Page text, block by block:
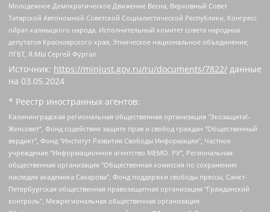
Молодежное Демократическое Движение Весна, Верховный Совет
Татарской Автономной Советской Социалистической Республики, Конгресс
ойрат-калмыцкого народа, Исполнительный комитет совета народных
депутатов Красноярского края, Этническое национальное объединение,
ЛГБТ, Я.МЫ Сергей Фургал
Источник: https://minjust.gov.ru/ru/documents/7822/ данные
на 03.05.2024
* Реестр иностранных агентов:
Калининградская региональная общественная организация "Экозащита!-Женсовет", Фонд содействия защите прав и свобод граждан "Общественный вердикт", Фонд "Институт Развития Свободы Информации", Частное учреждение "Информационное агентство МЕМО. РУ", Региональная общественная организация "Общественная комиссия по сохранению наследия академика Сахарова", Фонд поддержки свободы прессы, Санкт-Петербургская общественная правозащитная организация "Гражданский контроль", Межрегиональная общественная организация "Информационно-просветительский центр "Мемориал", Региональный Фонд "Центр Защиты Прав Средств Массовой Информации", с 05.12.2023 Фонд "Центр Защиты Прав Средств массовой информации", Региональная общественная благотворительная организация помощи беженцам и мигрантам "Гражданское содействие", Негосударственное образовательное учреждение дополнительного профессионального образования (повышение квалификации) специалистов "АКАДЕМИЯ ПО ПРАВАМ ЧЕЛОВЕКА", Свердловская региональная общественная организация "Сутяжник", Автономная некоммерческая организация "Центр независимых социологических исследований", Союз общественных объединений "Российский исследовательский центр по правам человека", Региональное общественное учреждение научно-информационный центр "МЕМОРИАЛ", Некоммерческая организация "Фонд защиты гласности", Автономная некоммерческая организация "Институт прав человека", Городская общественная организация "Екатеринбургское общество "МЕМОРИАЛ", Городская общественная организация "Рязанское историко-просветительское и правозащитное общество "Мемориал" (Рязанский Мемориал), Челябинский региональный орган общественной самодеятельности – женское общественное объединение "Женщины Евразии", Челябинский региональный орган общественной самодеятельности "Уральская правозащитная группа", Фонд содействия защите здоровья и социальной справедливости имени Андрея Рылькова, Автономная Некоммерческая Организация "Аналитический Центр Юрия Левады", Автономная некоммерческая организация социальной поддержки населения "Проект Апрель", Региональная общественная организация помощи женщинам и детям, находящимся в кризисной ситуации "Информационно-методический центр "Анна", Фонд содействия развитию массовых коммуникаций и правовому просвещению "Так-так-Так", Фонд содействия устойчивому развитию "Серебряная тайга", Свердловский региональный общественный фонд социальных проектов "Новое время", "Idel.Реалии", Кавказ.Реалии, Крым.Реалии, Телеканал Настоящее Время, Татаро-башкирская служба Радио Свобода (Azatliq Radiosi), Радио Свободная Европа/Радио Свобода (PCE/PC), "Сибирь.Реалии", "Фактограф", Благотворительный фонд помощи осужденным и их семьям, Автономная некоммерческая организация "Институт глобализации и социальных движений", Фонд "В защиту прав заключенных", Частное учреждение "Центр поддержки и содействия развитию средств массовой информации", Пензенский региональный общественный благотворительный фонд "Гражданский союз", "Север.Реалии", Некоммерческая организация Фонд "Правовая инициатива", Общество с ограниченной ответственностью "Радио Свободная Европа/Радио Свобода", Чешское информационное агентство "MEDIUM-ORIENT", Красноярская региональная общественная организация "Мы против СПИДа", Камалягин Денис Николаевич, Маркелов Сергей Евгеньевич, Пономарев Лев Александрович, Савицкая Людмила Алексеевна, Автономная некоммерческая организация "Центр по работе с проблемой насилия "НАСИЛИЮ.НЕТ", Межрегиональный профессиональный союз работников здравоохранения "Альянс врачей", Юридическое лицо, зарегистрированное в Латвийской Республике, SIA "Medusa Project" (регистрационный номер 40103797863, дата регистрации 10.06.2014), Некоммерческая организация "Фонд по борьбе с коррупцией", Автономная некоммерческая организация "Институт права и публичной политики", Баданин Роман Сергеевич, Гликин Максим Александрович, Железнова Мария Михайловна, Лукьянова Юлия Сергеевна, Маетная Елизавета Витальевна, Маняхин Петр Борисович, Чуракова Ольга Владимировна, Ярош Юлия Петровна, Юридическое лицо "The Insider SIA", зарегистрированное в Риге, Латвийская Республика (дата регистрации 26.06.2015), являющееся администратором доменного имени интернет-издания "The Insider SIA", https://theins.ru, Постернак Алексей Евгеньевич, Рубин Михаил Аркадьевич, Анин Роман Александрович, Юридическое лицо Istories fonds, зарегистрированное в Латвийской Республике (регистрационный номер 50008295751, дата регистрации 24.02.2020), Великовский Дмитрий Александрович, Долинина Ирина Николаевна, Мароховская Алеся Алексеевна, Шлейнов Роман Юрьевич, Шмагун Олеся Валентиновна, Общество с ограниченной ответственностью "Альтаир 2021", Общество с ограниченной ответственностью "Вега 2021", Общество с ограниченной ответственностью "Главный редактор 2021", Общество с ограниченной ответственностью "Ромашки монолит", Важенков Артем Валерьевич, Ивановская областная общественная организация "Центр гендерных исследований", Гурман Юрий Альбертович, Медиапроект "ОВД-Инфо", Егоров Владимир Владимирович, Жилинский Владимир Александрович, Общество с ограниченной ответственностью "ЗП", Иванова София Юрьевна, Карезина Инна Павловна, Кильтау Екатерина Викторовна, Петров Алексей Викторович, Пискунов Сергей Евгеньевич, Смирнов Сергей Сергеевич, Тихонов Михаил Сергеевич, Общество с ограниченной ответственностью "ЖУРНАЛИСТ-ИНОСТРАННЫЙ АГЕНТ", Арапова Галина Юрьевна, Вольтская Татьяна Анатольевна, Американская компания "Mason G.E.S. Anonymous Foundation" (США), являющаяся владельцем интернет-издания https://mnews.world/, Компания "Stichting Bellingcat", зарегистрированная в Нидерландах (дата регистрации 11.07.2018), Захаров Андрей Вячеславович, Клепиковская Екатерина Дмитриевна, Общество с ограниченной ответственностью "МЕМО", Перл Роман Александрович, Симонов Евгений Алексеевич, Соловьева Елена Анатольевна, Сотников Даниил Владимирович, Сурначева Елизавета Дмитриевна, Автономная некоммерческая организация по защите прав человека и информированию населения "Якутия – Наше Мнение", Общество с ограниченной ответственностью "Москоу диджитал медиа", с 26.01.2023 Общество с ограниченной ответственностью "Чайка Белые сады", Ветошкина Валерия Валерьевна, Заговора Максим Александрович, Межрегиональное общественное движение "Российская ЛГБТ - сеть", Оленичев Максим Владимирович, Павлов Иван Юрьевич, Скворцова Елена Сергеевна, Общество с ограниченной ответственностью "Как бы инагент", Кочетков Игорь Викторович, Общество с ограниченной ответственностью "Честные выборы", Еланчик Олег Александрович, Общество с ограниченной ответственностью "Нобелевский призыв", Гималова Регина Эмилевна, Григорьев Андрей Валерьевич, Григорьева Алина Александровна, Ассоциация по содействию защите прав призывников, альтернативнослужащих и военнослужащих "Правозащитная группа "Гражданин.Армия.Право", Хисамова Регина Фаритовна, Автономная некоммерческая организация по реализации социально-правовых программ "Лилит", Дальневосточное общественное движение "Маяк", Санкт-Петербургская ЛГБТ-инициативная группа "Выход", Инициативная группа ЛГБТ+ "Реверс", Алексеев Андрей Викторович, Бекбулатова Таисия Львовна, Беляев Иван Михайлович, Владыкина Елена Сергеевна, Гельман Марат Александрович, Никульшина Вероника Юрьевна, Толоконникова Надежда Андреевна, Шендерович Виктор Анатольевич, Общество с ограниченной ответственностью "Данное сообщение", Общество с ограниченной ответственностью Издательский дом "Новая глава", Айнбиндер Александра Александровна, Московский комьюнити-центр для ЛГБТ+инициатив, Благотворительный фонд развития филантропии, Deutsche Welle (Германия, Kurt-Schumacher-Strasse 3, 53113 Bonn), Борзунова Мария Михайловна, Воробьев Виктор Викторович, Голубева Анна Львовна, Константинова Алла Михайловна, Малкова Ирина Владимировна, Мурадов Мурад Абдулгалимович, Осетинская Елизавета Николаевна, Понасенков Евгений Николаевич, Ганапольский Матвей Юрьевич, Киселев Евгений Алексеевич, Борухович Ирина Григорьевна, Дремин Иван Тимофеевич, Дубровский Дмитрий Викторович, Красноярская региональная общественная организация поддержки и развития альтернативных образовательных технологий и межкультурных коммуникаций "ИНТЕРРА", Маяковская Екатерина Алексеевна, Фейгин Марк Захарович, Филимонов Андрей Викторович, Дзугкоева Регина Николаевна, Доброхотов Роман Александрович, Дудь Юрий Александрович, Елкин Сергей Владимирович, Кругликов Кирилл Игоревич, Сабунаева Мария Леонидовна, Семенов Алексей Владимирович, Шаинян Карен Багратович, Шульман Екатерина Михайловна, Асафьев Артур Валерьевич, Вахштайн Виктор Семенович, Венедиктов Алексей Алексеевич, Лушникова Екатерина Евгеньевна, Волков Леонид Михайлович, Невзоров Александр Глебович, Пархоменко Сергей Борисович, Сироткин Ярослав Николаевич, Кара-Мурза Владимир Владимирович, Баранова Наталья Владимировна, Гозман Леонид Яковлевич, Кагарлицкий Борис Юльевич, Климарев Михаил Валерьевич, Милов Владимир Станиславович, Автономная некоммерческая организация Краснодарский центр современного искусства "Типография", Моргенштерн Алишер Тагирович, Соболь Любовь Эдуардовна, Общество с ограниченной ответственностью "ЛИЗА НОРМ", Каспаров Гарри Кимович, Ходорковский Михаил Борисович, Общество с ограниченной ответственностью "Апрельские тезисы", Данилович Ирина Брониславовна, Кашин Олег Владимирович, Петров Николай Владимирович, Пивоваров Алексей Владимирович, Соколов Михаил Владимирович, Цветкова Юлия Владимировна, Чичваркин Евгений Александрович, Комитет против пыток/Команда против пыток, Общество с ограниченной ответственностью "Первый научный", Общество с ограниченной ответственностью "Вертолет и ко", Белоцерковская Вероника Борисовна, Кац Максим Евгеньевич, Лазарева Татьяна Юрьевна, Шаведдинов Руслан Табризович, Яшин Илья Валерьевич, Общество с ограниченной ответственностью "Иноагент ААВ", Алешковский Дмитрий Петрович, Альбац Евгения Марковна, Быков Дмитрий Львович, Галямина Юлия Евгеньевна, Лойко Сергей Леонидович, Мартынов Кирилл Константинович, Медведев Сергей Александрович, Крашенинников Федор Геннадиевич, Гордеева Катерина Вл